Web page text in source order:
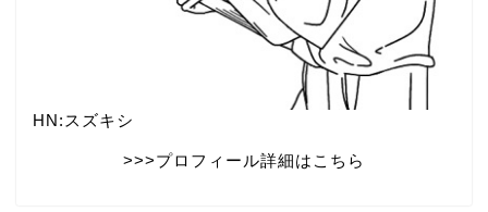
HN:スズキシ
>>>プロフィール詳細はこちら